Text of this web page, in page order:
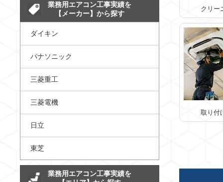
クリー
取り付
業務用エアコン工事実績を
【メーカー】から探す
ダイキン
パナソニック
三菱重工
三菱電機
日立
東芝
業務用エアコン工事実績を